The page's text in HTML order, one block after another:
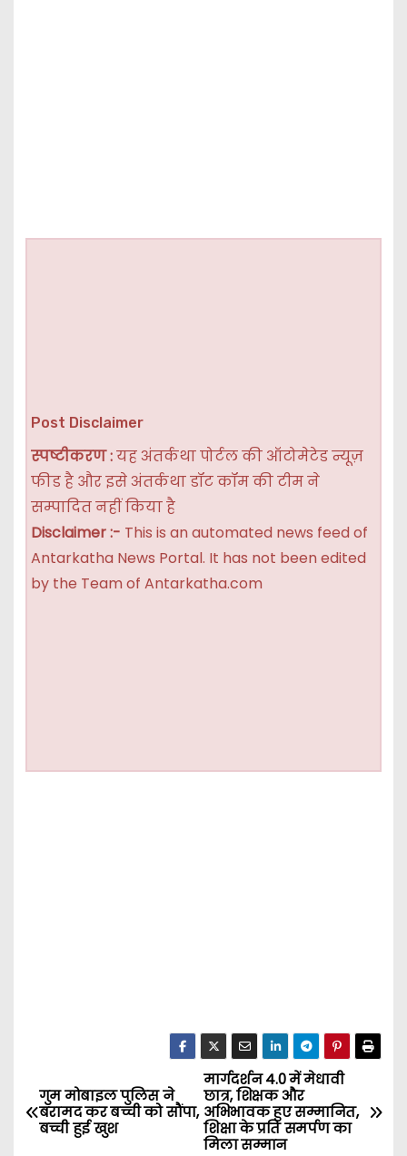
Post Disclaimer
स्पष्टीकरण :यह अंतर्कथा पोर्टल की ऑटोमेटेड न्यूज़
फीड है और इसे अंतर्कथा डॉट कॉम की टीम ने
सम्पादित नहीं किया है
Disclaimer :- This is an automated news feed of
Antarkatha News Portal. It has not been edited
by the Team of Antarkatha.com
P
o
मार्गदर्शन 4.0 में मेधावी
छात्र, शिक्षक और
अभिभावक हुए सम्मानित,
शिक्षा के प्रति समर्पण का
मिला सम्मान
गुम मोबाइल पुलिस ने
बरामद कर बच्ची को सौंपा,
बच्ची हुई खुश